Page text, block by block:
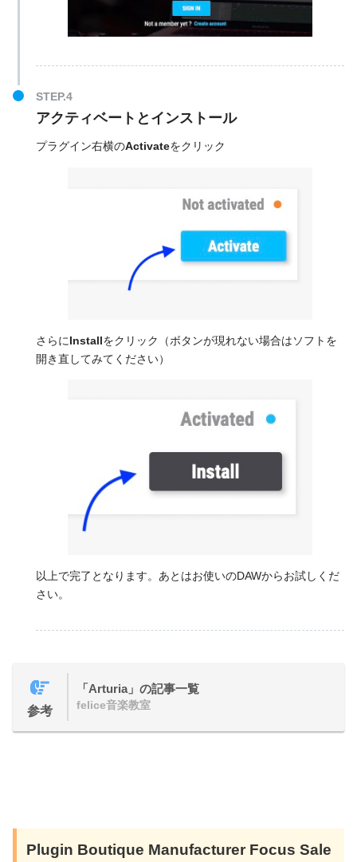
アクティベートとインストール
プラグイン右横のActivateをクリック
さらにInstallをクリック（ボタンが現れない場合はソフトを
開き直してみてください）
以上で完了となります。あとはお使いのDAWからお試しくだ
さい。
参考
「Arturia」の記事一覧
felice音楽教室
Plugin Boutique Manufacturer Focus Sale